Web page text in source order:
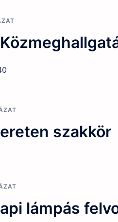
szakkör
lámpás